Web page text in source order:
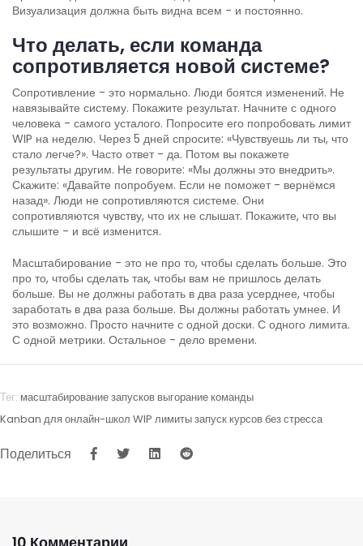
Визуализация должна быть видна всем - и постоянно.
Что делать, если команда
сопротивляется новой системе?
Сопротивление - это нормально. Люди боятся изменений. Не
навязывайте систему. Покажите результат. Начните с одного
человека - самого усталого. Попросите его попробовать лимит
WIP на неделю. Через 5 дней спросите: «Чувствуешь ли ты, что
стало легче?». Часто ответ - да. Потом вы покажете
результаты другим. Не говорите: «Мы должны это внедрить».
Скажите: «Давайте попробуем. Если не поможет - вернёмся
назад». Люди не сопротивляются системе. Они
сопротивляются чувству, что их не слышат. Покажите, что вы
слышите - и всё изменится.
Масштабирование - это не про то, чтобы сделать больше. Это
про то, чтобы сделать так, чтобы вам не пришлось делать
больше. Вы не должны работать в два раза усерднее, чтобы
заработать в два раза больше. Вы должны работать умнее. И
это возможно. Просто начните с одной доски. С одного лимита.
С одной метрики. Остальное - дело времени.
Тег: масштабирование запусков выгорание команды
Kanban для онлайн-школ WIP лимитызапуск курсов без стресса
Поделиться